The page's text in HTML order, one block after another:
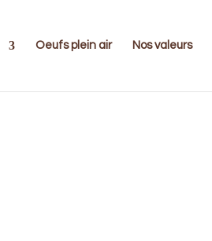
Oeufs plein air Nos valeurs